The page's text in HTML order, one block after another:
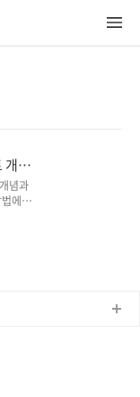
개념
념과
에 대
사용
의
점,